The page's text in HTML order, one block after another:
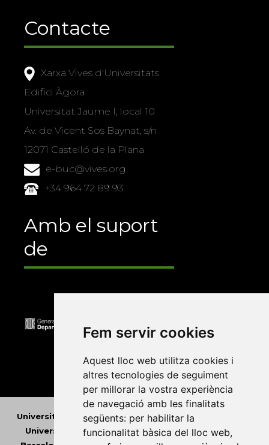
Fem servir cookies
Aquest lloc web utilitza cookies i
altres tecnologies de seguiment
per millorar la vostra experiència
de navegació amb les finalitats
següents: per habilitar la
funcionalitat bàsica del lloc web,
Contacte
Xarxa Vives d'Universitats
Edifici Àgora
Universitat Jaume I, local 10
Av. de Vicent Sos Baynat, s/n
12071 Castelló de la Plana
e-buc@vives.org
+34 964 72 89 93
Amb el suport
de
Universitat Abat Oliba CEU•Universitat d'Alacant
Universitat d'Andorra•Universitat Autònoma de